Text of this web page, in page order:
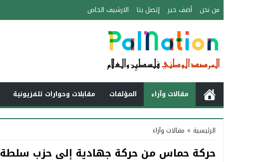
من نحن أضف خبر إتصل بنا الارشيف الخاص
مقالات وآراء المؤلفات مقابلات وحوارات تلفزيونية
الرئيسية » مقالات وآراء
حركة حماس من حركة جهادية إلى حزب سلطة